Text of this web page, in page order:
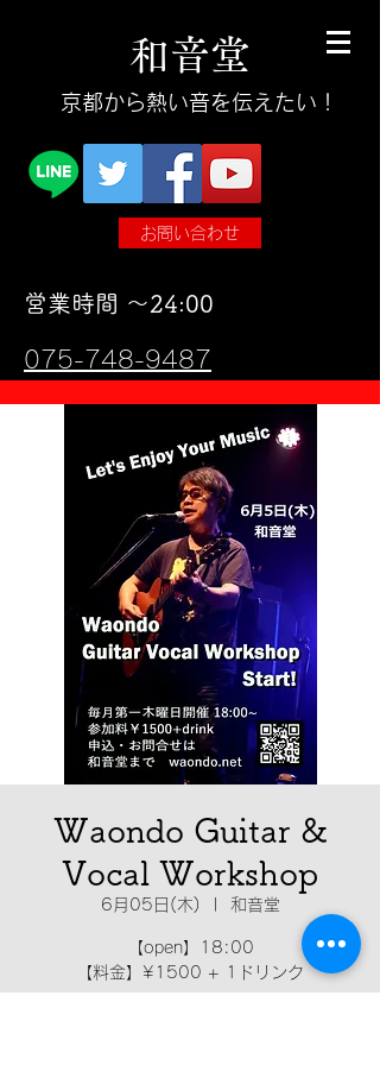
和音堂
​京都から熱い音を伝えたい！
お問い合わせ
​営業時間 〜24:00
075-748-9487
Waondo Guitar &
Vocal Workshop
6月05日(木) 和音堂
【open】18:00
【料金】¥1500 + 1ドリンク